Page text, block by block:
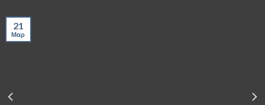
21
Μαρ